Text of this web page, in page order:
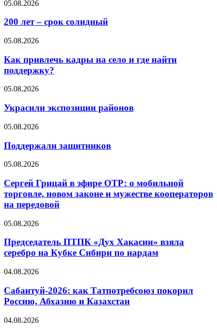
05.08.2026
200 лет – срок солидный
05.08.2026
Как привлечь кадры на село и где найти
поддержку?
05.08.2026
Украсили экспозиции районов
05.08.2026
Поддержали защитников
05.08.2026
Сергей Грицай в эфире ОТР: о мобильной
торговле, новом законе и мужестве кооператоров
на передовой
05.08.2026
Председатель ПТПК «Дух Хакасии» взяла
серебро на Кубке Сибири по нардам
04.08.2026
Сабантуй-2026: как Татпотребсоюз покорил
Россию, Абхазию и Казахстан
04.08.2026